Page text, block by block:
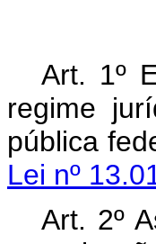
Art. 1º
regime
pública
Lei nº
Art. 2º